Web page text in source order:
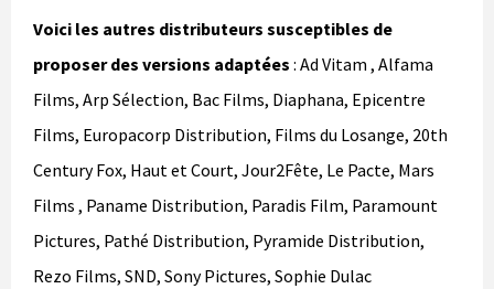
Voici les autres distributeurs susceptibles de
proposer des versions adaptées : Ad Vitam , Alfama
Films, Arp Sélection, Bac Films, Diaphana, Epicentre
Films, Europacorp Distribution, Films du Losange, 20th
Century Fox, Haut et Court, Jour2Fête, Le Pacte, Mars
Films , Paname Distribution, Paradis Film, Paramount
Pictures, Pathé Distribution, Pyramide Distribution,
Rezo Films, SND, Sony Pictures, Sophie Dulac